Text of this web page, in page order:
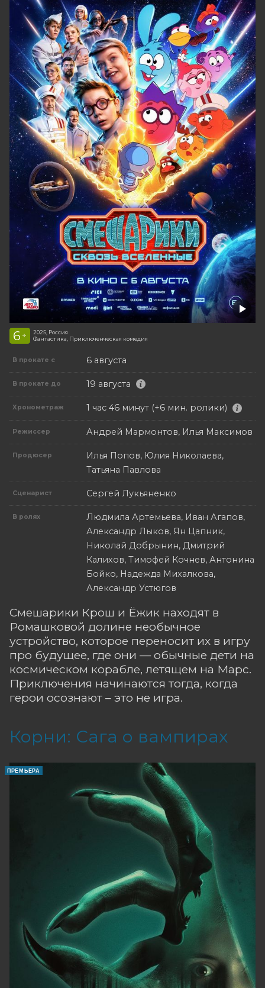
6 +
2025, Россия
Фантастика, Приключенческая комедия
В прокате с 6 августа
В прокате до 19 августа
Хронометраж 1 час 46 минут (+6 мин. ролики)
Режиссер Андрей Мармонтов, Илья Максимов
Продюсер
Илья Попов, Юлия Николаева,
Татьяна Павлова
Сценарист Сергей Лукьяненко
В ролях
Людмила Артемьева, Иван Агапов,
Александр Лыков, Ян Цапник,
Николай Добрынин, Дмитрий
Калихов, Тимофей Кочнев, Антонина
Бойко, Надежда Михалкова,
Александр Устюгов
Смешарики Крош и Ёжик находят в
Ромашковой долине необычное
устройство, которое переносит их в игру
про будущее, где они — обычные дети на
космическом корабле, летящем на Марс.
Приключения начинаются тогда, когда
герои осознают – это не игра.
Корни: Сага о вампирах
ПРЕМЬЕРА